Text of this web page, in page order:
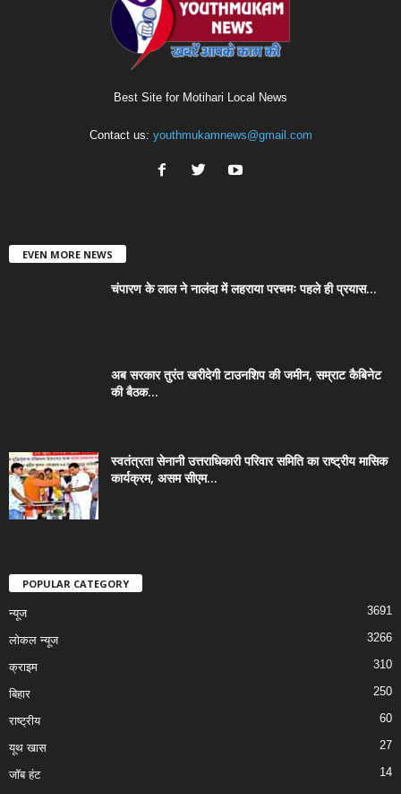
Best Site for Motihari Local News
Contact us: youthmukamnews@gmail.com
EVEN MORE NEWS
चंपारण के लाल ने नालंदा में लहराया परचमः पहले ही प्रयास...
अब सरकार तुरंत खरीदेगी टाउनशिप की जमीन, सम्राट कैबिनेट
की बैठक...
स्वतंत्रता सेनानी उत्तराधिकारी परिवार समिति का राष्ट्रीय मासिक
कार्यक्रम, असम सीएम...
POPULAR CATEGORY
न्यूज 3691
लोकल न्यूज 3266
क्राइम 310
बिहार 250
राष्ट्रीय 60
यूथ खास 27
जॉब हंट 14